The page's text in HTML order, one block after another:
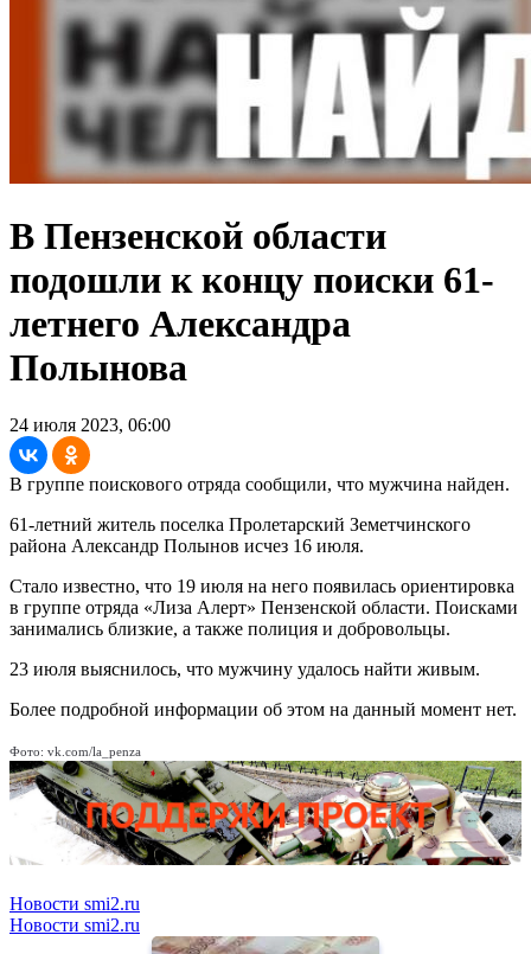
В Пензенской области
подошли к концу поиски 61-
летнего Александра
Полынова
24 июля 2023, 06:00
В группе поискового отряда сообщили, что мужчина найден.
61-летний житель поселка Пролетарский Земетчинского
района Александр Полынов исчез 16 июля.
Стало известно, что 19 июля на него появилась ориентировка
в группе отряда «Лиза Алерт» Пензенской области. Поисками
занимались близкие, а также полиция и добровольцы.
23 июля выяснилось, что мужчину удалось найти живым.
Более подробной информации об этом на данный момент нет.
Фото: vk.com/la_penza
Новости smi2.ru
Новости smi2.ru